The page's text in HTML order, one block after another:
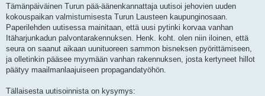
e
t
i
Tämänpäiväinen Turun pää-äänenkannattaja uutisoi jehovien uuden
kokouspaikan valmistumisesta Turun Lausteen kaupunginosaan.
Paperilehden uutisessa mainitaan, että uusi pytinki korvaa vanhan
Itäharjunkadun palvontarakennuksen. Henk. koht. olen niin iloinen, että
seura on saanut aikaan uunituoreen sammon bisneksen pyörittämiseen,
ja olletinkin pääsee myymään vanhan rakennuksen, josta kertyneet hillot
päätyy maailmanlaajuiseen propagandatyöhön.
Tällaisesta uutisoinnista on kysymys: